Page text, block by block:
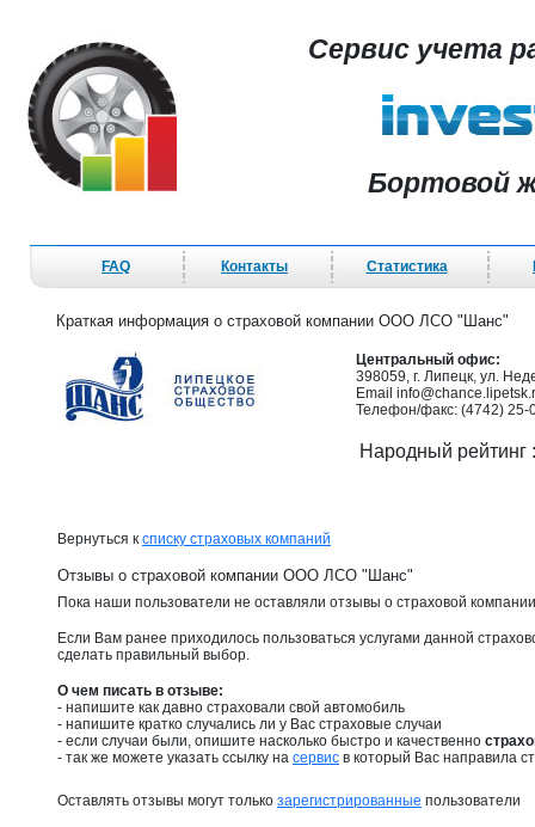
Сервис учета
Бортовой
FAQ Контакты Статистика
Краткая информация о страховой компании ООО ЛСО "Шанс"
Центральный офис:
398059, г. Липецк, ул.
Email
Телефон/факс: (4742) 25-
Народный рейтинг :
Вернуться к списку страховых компаний
Отзывы о страховой компании ООО ЛСО "Шанс"
Пока наши пользователи не оставляли отзывы о страховой
Если Вам ранее приходилось пользоваться услугами данной
сделать правильный выбор.
О чем писать в отзыве:
- напишите как давно страховали свой автомобиль
- напишите кратко случались ли у Вас страховые случаи
- если случаи были, опишите насколько быстро и качественно
- так же можете указать ссылку на сервис в который Вас направила
Оставлять отзывы могут только зарегистрированные пользователи